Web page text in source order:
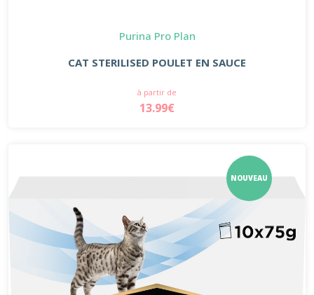
Purina Pro Plan
CAT STERILISED POULET EN SAUCE
à partir de
13.99€
NOUVEAU